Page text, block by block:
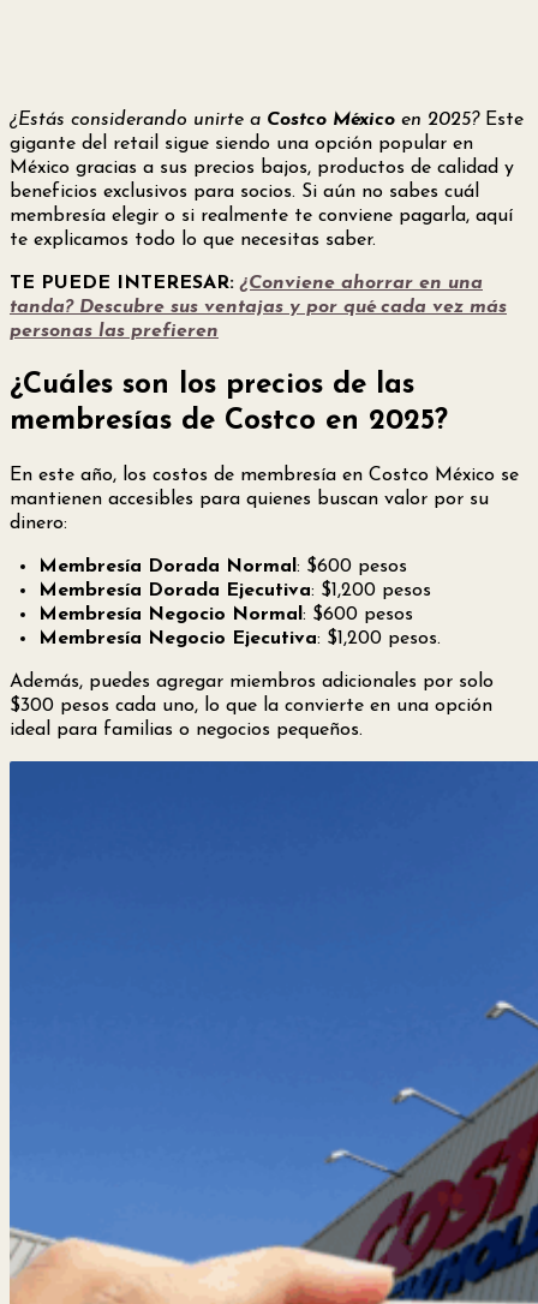
¿Estás considerando unirte a Costco México en 2025?Este
gigante del retail sigue siendo una opción popular en
México gracias a sus precios bajos, productos de calidad y
beneficios exclusivos para socios. Si aún no sabes cuál
membresía elegir o si realmente te conviene pagarla, aquí
te explicamos todo lo que necesitas saber.
TE PUEDE INTERESAR:¿Conviene ahorrar en una
tanda? Descubre sus ventajas y por qué cada vez más
personas las prefieren
¿Cuáles son los precios de las
membresías de Costco en 2025?
En este año, los costos de membresía en Costco México se
mantienen accesibles para quienes buscan valor por su
dinero:
Membresía Dorada Normal : $600 pesos
Membresía Dorada Ejecutiva: $1,200 pesos
Membresía Negocio Normal : $600 pesos
Membresía Negocio Ejecutiva: $1,200 pesos.
Además, puedes agregar miembros adicionales por solo
$300 pesos cada uno, lo que la convierte en una opción
ideal para familias o negocios pequeños.